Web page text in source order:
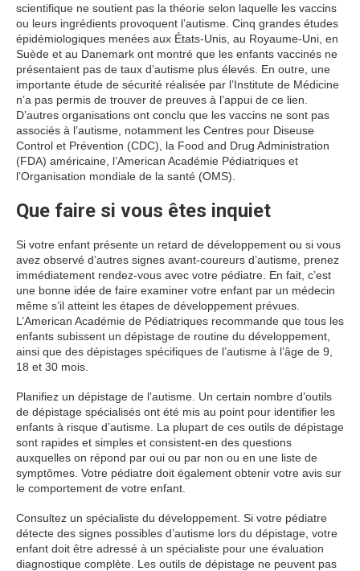
scientifique ne soutient pas la théorie selon laquelle les vaccins
ou leurs ingrédients provoquent l’autisme. Cinq grandes études
épidémiologiques menées aux États-Unis, au Royaume-Uni, en
Suède et au Danemark ont montré que les enfants vaccinés ne
présentaient pas de taux d’autisme plus élevés. En outre, une
importante étude de sécurité réalisée par l’Institute de Médicine
n’a pas permis de trouver de preuves à l’appui de ce lien.
D’autres organisations ont conclu que les vaccins ne sont pas
associés à l’autisme, notamment les Centres pour Diseuse
Control et Prévention (CDC), la Food and Drug Administration
(FDA) américaine, l’American Académie Pédiatriques et
l’Organisation mondiale de la santé (OMS).
Que faire si vous êtes inquiet
Si votre enfant présente un retard de développement ou si vous
avez observé d’autres signes avant-coureurs d’autisme, prenez
immédiatement rendez-vous avec votre pédiatre. En fait, c’est
une bonne idée de faire examiner votre enfant par un médecin
même s’il atteint les étapes de développement prévues.
L’American Académie de Pédiatriques recommande que tous les
enfants subissent un dépistage de routine du développement,
ainsi que des dépistages spécifiques de l’autisme à l’âge de 9,
18 et 30 mois.
Planifiez un dépistage de l’autisme. Un certain nombre d’outils
de dépistage spécialisés ont été mis au point pour identifier les
enfants à risque d’autisme. La plupart de ces outils de dépistage
sont rapides et simples et consistent-en des questions
auxquelles on répond par oui ou par non ou en une liste de
symptômes. Votre pédiatre doit également obtenir votre avis sur
le comportement de votre enfant.
Consultez un spécialiste du développement. Si votre pédiatre
détecte des signes possibles d’autisme lors du dépistage, votre
enfant doit être adressé à un spécialiste pour une évaluation
diagnostique complète. Les outils de dépistage ne peuvent pas